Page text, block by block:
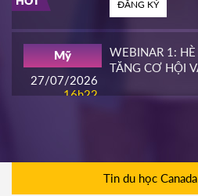
16h00
WHATCOM
ĐĂNG KÝ
ĐĂNG KÝ
27/07/2026
16h22
Mỹ
WEBINAR 1:
TĂNG CƠ HỘI
Tin du học Canada